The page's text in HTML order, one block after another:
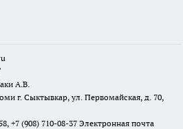
А.В.
г. Сыктывкар, ул. Первомайская, д. 70,
+7 (908) 710-08-37 Электронная почта